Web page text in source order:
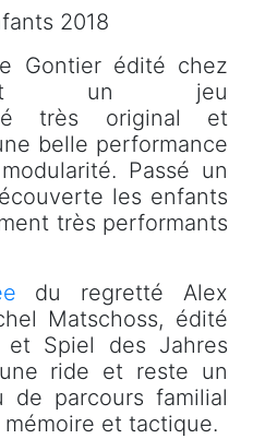
Gontier édité chez
est un jeu
très original et
belle performance
Passé un
les enfants
très performants
du regretté Alex
Matschoss, édité
et Spiel des Jahres
ride et reste un
de parcours familial
et tactique.